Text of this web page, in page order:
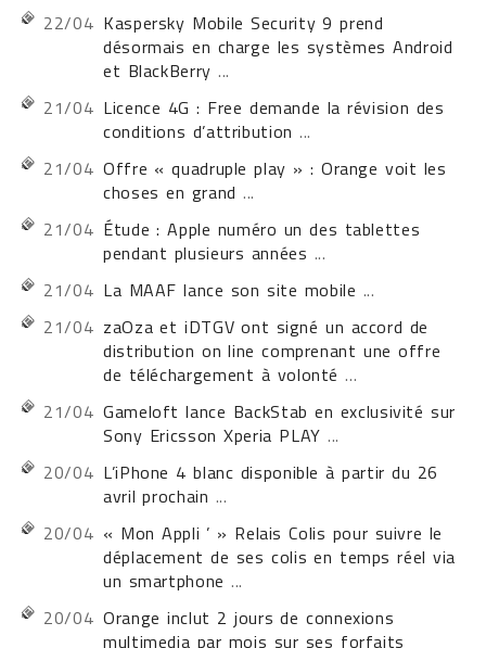
22/04 Kaspersky Mobile Security 9 prend
désormais en charge les systèmes Android
et BlackBerry ...
21/04 Licence 4G : Free demande la révision des
conditions d’attribution ...
21/04 Offre « quadruple play » : Orange voit les
choses en grand ...
21/04 Étude : Apple numéro un des tablettes
pendant plusieurs années ...
21/04 La MAAF lance son site mobile ...
21/04 zaOza et iDTGV ont signé un accord de
distribution on line comprenant une offre
de téléchargement à volonté ...
21/04 Gameloft lance BackStab en exclusivité sur
Sony Ericsson Xperia PLAY ...
20/04 L’iPhone 4 blanc disponible à partir du 26
avril prochain ...
20/04 « Mon Appli ’ » Relais Colis pour suivre le
déplacement de ses colis en temps réel via
un smartphone ...
20/04 Orange inclut 2 jours de connexions
multimedia par mois sur ses forfaits